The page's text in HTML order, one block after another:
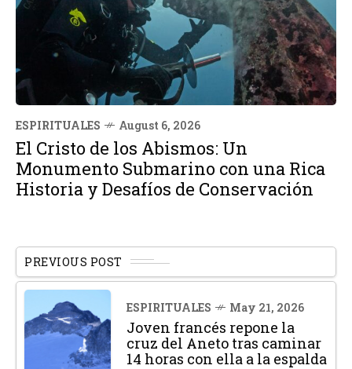
ESPIRITUALES August 6, 2026
El Cristo de los Abismos: Un
Monumento Submarino con una Rica
Historia y Desafíos de Conservación
PREVIOUS POST
ESPIRITUALES May 21, 2026
Joven francés repone la
cruz del Aneto tras caminar
14 horas con ella a la espalda